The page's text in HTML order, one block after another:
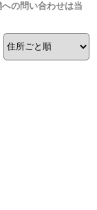
の問い合わせは当